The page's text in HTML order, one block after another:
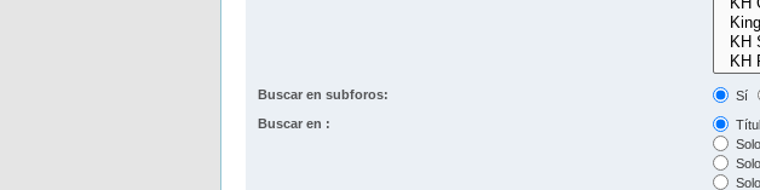
Buscar en subforos: Sí
Buscar en :